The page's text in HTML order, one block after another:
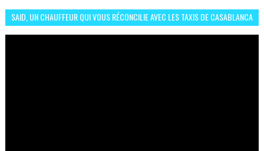
SAID, UN CHAUFFEUR QUI VOUS RÉCONCILIE AVEC LES TAXIS DE CASABLANCA